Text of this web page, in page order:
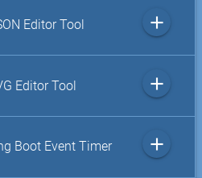
Editor Tool add
Editor Tool add
Boot Event Timer add